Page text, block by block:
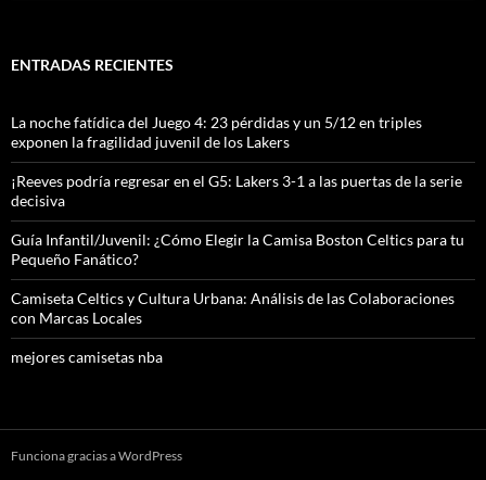
ENTRADAS RECIENTES
La noche fatídica del Juego 4: 23 pérdidas y un 5/12 en triples
exponen la fragilidad juvenil de los Lakers
¡Reeves podría regresar en el G5: Lakers 3-1 a las puertas de la serie
decisiva
Guía Infantil/Juvenil: ¿Cómo Elegir la Camisa Boston Celtics para tu
Pequeño Fanático?
Camiseta Celtics y Cultura Urbana: Análisis de las Colaboraciones
con Marcas Locales
mejores camisetas nba
Funciona gracias a WordPress